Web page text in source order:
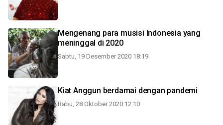
Mengenang para musisi Indonesia yang
meninggal di 2020
Sabtu, 19 Desember 2020 18:19
Kiat Anggun berdamai dengan pandemi
Rabu, 28 Oktober 2020 12:10